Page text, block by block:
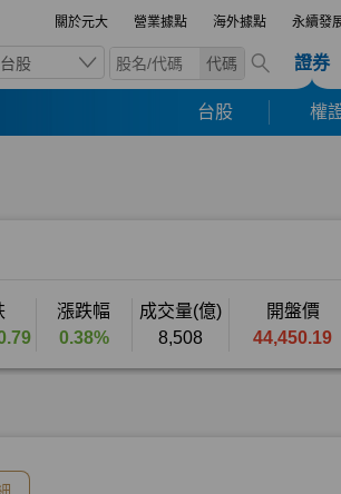
關於元大 營業據點 海外據點 永續發
台股 代碼 證券
台股 權